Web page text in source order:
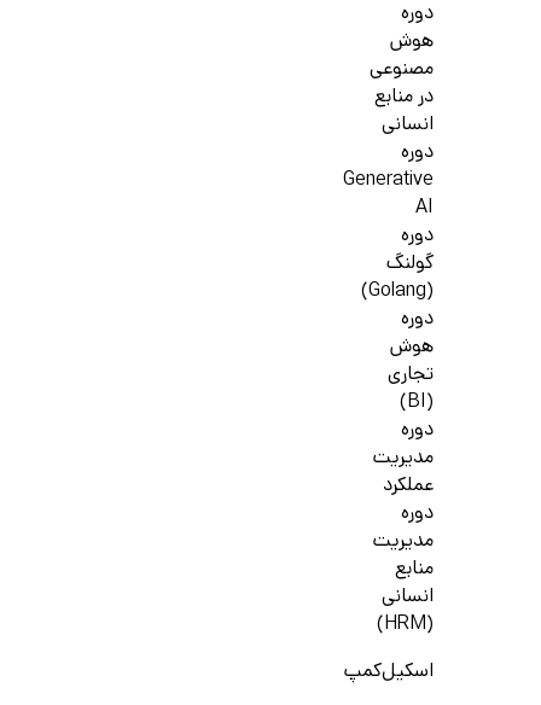
دوره
هوش
مصنوعی
در منابع
انسانی
دوره
Generative
AI
دوره
گولنگ
(Golang)
دوره
هوش
تجاری
(BI)
دوره
مدیریت
عملکرد
دوره
مدیریت
منابع
انسانی
(HRM)
اسکیل‌کمپ